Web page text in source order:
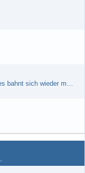
Erstes TTSC Rennen im neuen Jahr und es bahnt sich wieder mal eine Rekordteilnehmerzahl an